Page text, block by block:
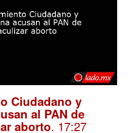
Ciudadano y
al PAN de
aborto. 17:27